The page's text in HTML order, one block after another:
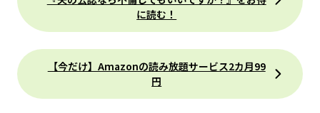
に読む！
【今だけ】Amazonの読み放題サービス2カ月99
円